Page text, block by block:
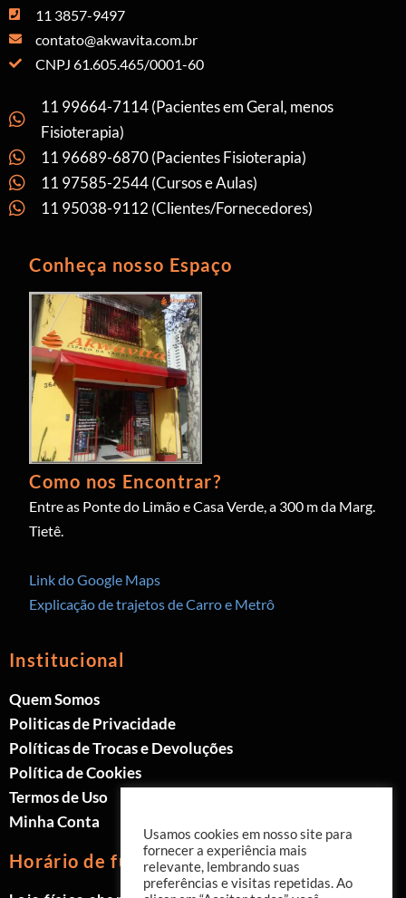
11 3857-9497
contato@akwavita.com.br
CNPJ 61.605.465/0001-60
11 99664-7114 (Pacientes em Geral, menos
Fisioterapia)
11 96689-6870 (Pacientes Fisioterapia)
11 97585-2544 (Cursos e Aulas)
11 95038-9112 (Clientes/Fornecedores)
Conheça nosso Espaço
Como nos Encontrar?
Entre as Ponte do Limão e Casa Verde, a 300 m da Marg.
Tietê.
Link do Google Maps
Explicação de trajetos de Carro e Metrô
Institucional
Quem Somos
Politicas de Privacidade
Políticas de Trocas e Devoluções
Política de Cookies
Termos de Uso
Minha Conta
Horário de funcionamento
Usamos cookies em nosso site para
fornecer a experiência mais
relevante, lembrando suas
preferências e visitas repetidas. Ao